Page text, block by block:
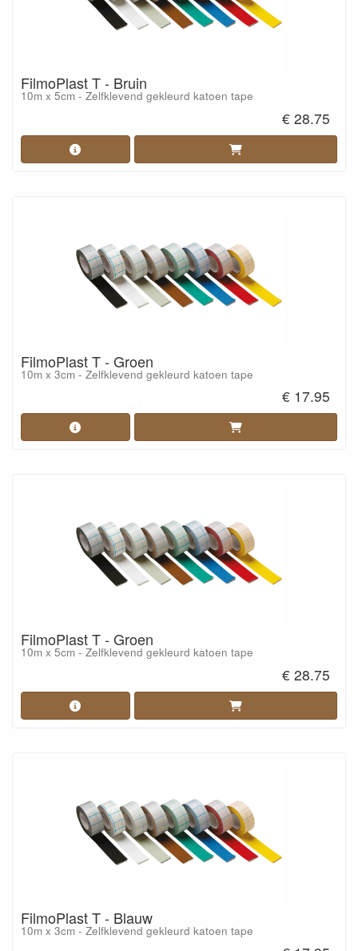
FilmoPlast T - Bruin
10m x 5cm - Zelfklevend gekleurd katoen tape
€ 28.75
FilmoPlast T - Groen
10m x 3cm - Zelfklevend gekleurd katoen tape
€ 17.95
FilmoPlast T - Groen
10m x 5cm - Zelfklevend gekleurd katoen tape
€ 28.75
FilmoPlast T - Blauw
10m x 3cm - Zelfklevend gekleurd katoen tape